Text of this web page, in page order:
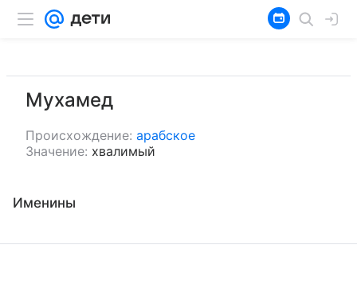
Мухамед
Происхождение: арабское
Значение: хвалимый
Именины